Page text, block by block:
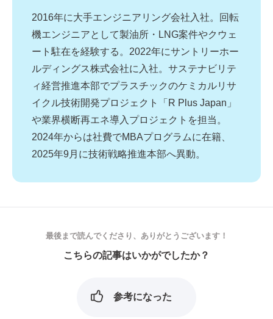
2016年に大手エンジニアリング会社入社。回転
機エンジニアとして製油所・LNG案件やクウェ
ート駐在を経験する。2022年にサントリーホー
ルディングス株式会社に入社。サステナビリテ
ィ経営推進本部でプラスチックのケミカルリサ
イクル技術開発プロジェクト「R Plus Japan」
や業界横断再エネ導入プロジェクトを担当。
2024年からは社費でMBAプログラムに在籍、
2025年9月に技術戦略推進本部へ異動。
最後まで読んでくださり、ありがとうございます！
こちらの記事はいかがでしたか？
参考になった